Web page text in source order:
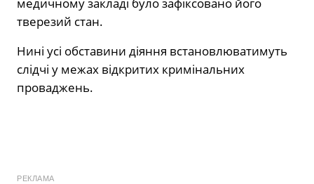
тверезий стан.
Нині усі обставини діяння встановлюватимуть
слідчі у межах відкритих кримінальних
проваджень.
РЕКЛАМА